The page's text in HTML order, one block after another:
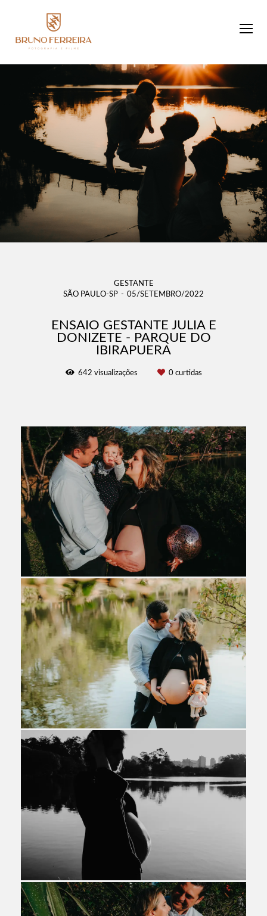
GESTANTE
SÃO PAULO-SP
05/SETEMBRO/2022
ENSAIO GESTANTE JULIA E
DONIZETE - PARQUE DO
IBIRAPUERA
642 visualizações 0curtidas